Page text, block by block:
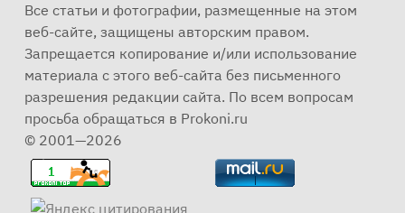
Все статьи и фотографии, размещенные на этом
веб-сайте, защищены авторским правом.
Запрещается копирование и/или использование
материала с этого веб-сайта без письменного
разрешения редакции сайта. По всем вопросам
просьба обращаться в Prokoni.ru
© 2001—2026